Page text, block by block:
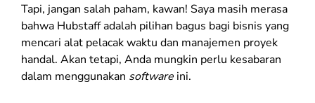
Tapi, jangan salah paham, kawan! Saya masih merasa
bahwa Hubstaff adalah pilihan bagus bagi bisnis yang
mencari alat pelacak waktu dan manajemen proyek
handal. Akan tetapi, Anda mungkin perlu kesabaran
dalam menggunakan software ini.